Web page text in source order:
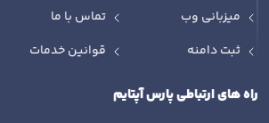
میزبانی وب
ثبت دامنه
تماس با ما
قوانین خدمات
راه های ارتباطی پارس آپتایم